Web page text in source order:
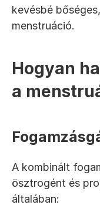
kevésbé
menstruáció.
Hogyan
a
A kombinált
ösztrogént és
általában: